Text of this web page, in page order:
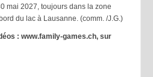
mai 2027, toujours dans la zone
du lac à Lausanne. (comm. /J.G.)
: www.family-games.ch, sur